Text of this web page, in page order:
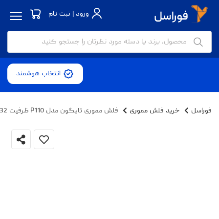
ورود | ثبت نام
انتخاب هوشمند
فوراسل خرید فلش مموری فلش مموری تایگون مدل P110 ظرفیت 32 گیگابایت